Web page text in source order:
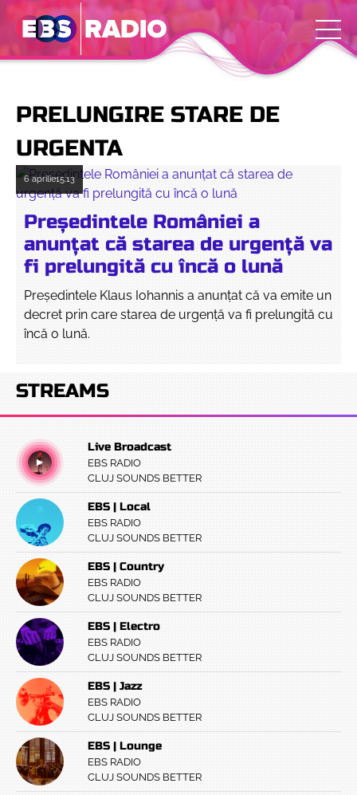
PRELUNGIRE STARE DE
URGENTA
6 aprilie15:13
Președintele României a
anunțat că starea de urgență va
fi prelungită cu încă o lună
Președintele Klaus Iohannis a anunțat că va emite un
decret prin care starea de urgență va fi prelungită cu
încă o lună.
STREAMS
Live Broadcast
EBS RADIO
CLUJ SOUNDS BETTER
EBS | Local
EBS RADIO
CLUJ SOUNDS BETTER
EBS | Country
EBS RADIO
CLUJ SOUNDS BETTER
EBS | Electro
EBS RADIO
CLUJ SOUNDS BETTER
EBS | Jazz
EBS RADIO
CLUJ SOUNDS BETTER
EBS | Lounge
EBS RADIO
CLUJ SOUNDS BETTER